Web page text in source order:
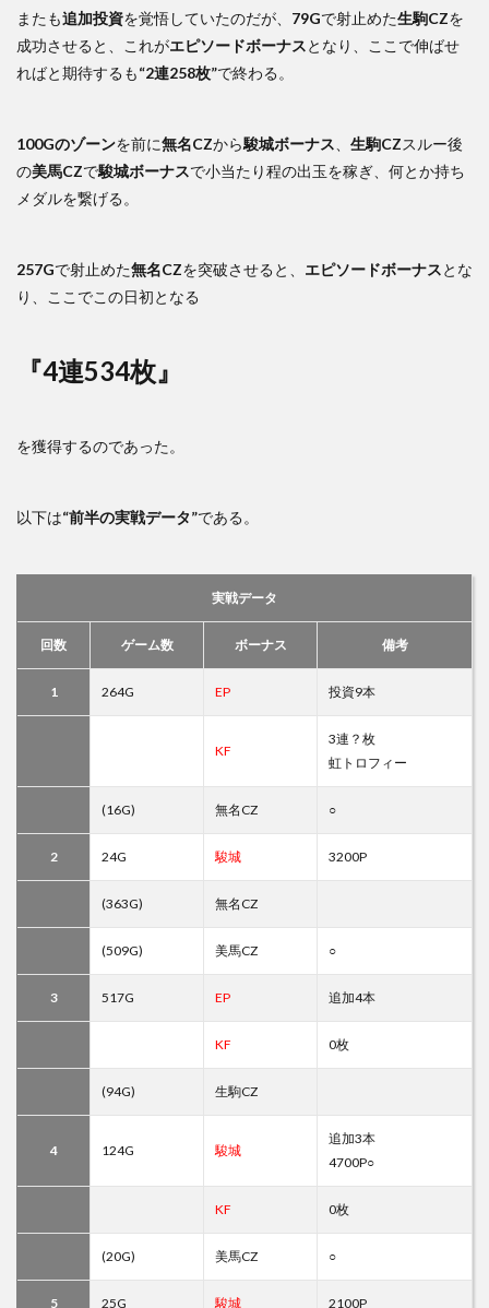
またも追加投資を覚悟していたのだが、 79Gで射止めた生駒CZを
成功させると、これがエピソードボーナスとなり、ここで伸ばせ
ればと期待するも“2連258枚”で終わる。
100Gのゾーンを前に無名CZから駿城ボーナス 生駒CZスルー後
の美馬CZで駿城ボーナスで小当たり程の出玉を稼ぎ、何とか持ち
メダルを繋げる。
257Gで射止めた無名CZを突破させると、 エピソードボーナスとな
り、ここでこの日初となる
『4連534枚』
を獲得するのであった。
以下は“前半の実戦データ”である。
実戦データ
回数 ゲーム数 ボーナス 備考
1 264G EP 投資9本
KF
3連？枚
虹トロフィー
(16G) 無名CZ ○
2 24G 駿城 3200P
(363G) 無名CZ
(509G) 美馬CZ ○
3 517G EP 追加4本
KF 0枚
(94G) 生駒CZ
4 124G 駿城
追加3本
4700P○
KF 0枚
(20G) 美馬CZ ○
5 25G 駿城 2100P